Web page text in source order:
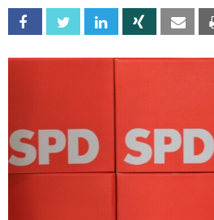
Facebook Twitter Linkedin Xing